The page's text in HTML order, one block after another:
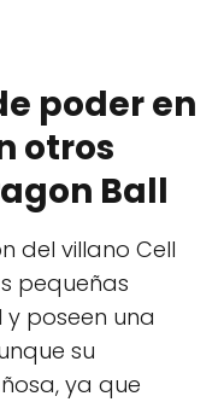
poder en
otros
Ball
del villano Cell
pequeñas
poseen una
su
ya que